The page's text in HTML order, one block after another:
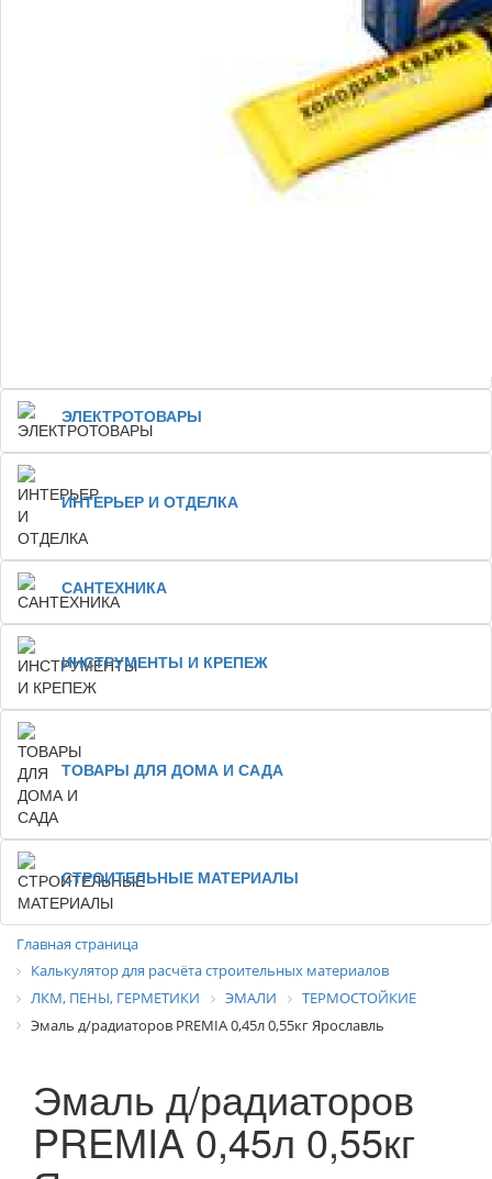
ЭЛЕКТРОТОВАРЫ
ИНТЕРЬЕР И ОТДЕЛКА
САНТЕХНИКА
ИНСТРУМЕНТЫ И КРЕПЕЖ
ТОВАРЫ ДЛЯ ДОМА И САДА
СТРОИТЕЛЬНЫЕ МАТЕРИАЛЫ
Главная страница
Калькулятор для расчёта строительных материалов
ЛКМ, ПЕНЫ, ГЕРМЕТИКИ
ЭМАЛИ
ТЕРМОСТОЙКИЕ
Эмаль д/радиаторов PREMIA 0,45л 0,55кг Ярославль
Эмаль д/радиаторов
PREMIA 0,45л 0,55кг